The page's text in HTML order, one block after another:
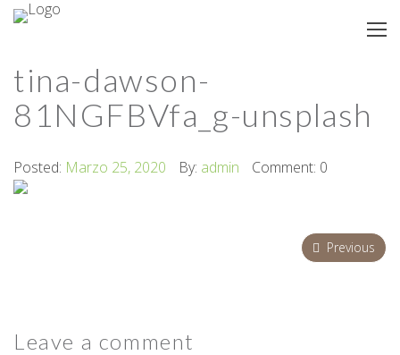
tina-dawson-
81NGFBVfa_g-unsplash
Posted: Marzo 25, 2020 By: admin Comment: 0
Previous
Leave a comment